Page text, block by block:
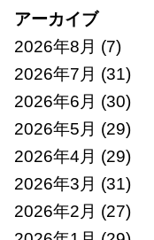
アーカイブ
2026年8月 (7)
2026年7月 (31)
2026年6月 (30)
2026年5月 (29)
2026年4月 (29)
2026年3月 (31)
2026年2月 (27)